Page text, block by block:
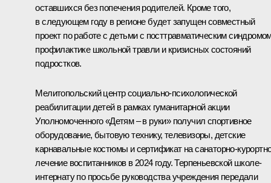
оставшихся без попечения родителей. Кроме того,
в следующем году в регионе будет запущен совместный
проект по работе с детьми с посттравматическим
профилактике школьной травли и кризисных состояний
подростков.
Мелитопольский центр социально-психологической
реабилитации детей в рамках гуманитарной акции
Уполномоченного «Детям – в руки» получил спортивное
оборудование, бытовую технику, телевизоры, детские
карнавальные костюмы и сертификат на санаторно-
лечение воспитанников в 2024 году. Терпеньевской школе-
интернату по просьбе руководства учреждения передали